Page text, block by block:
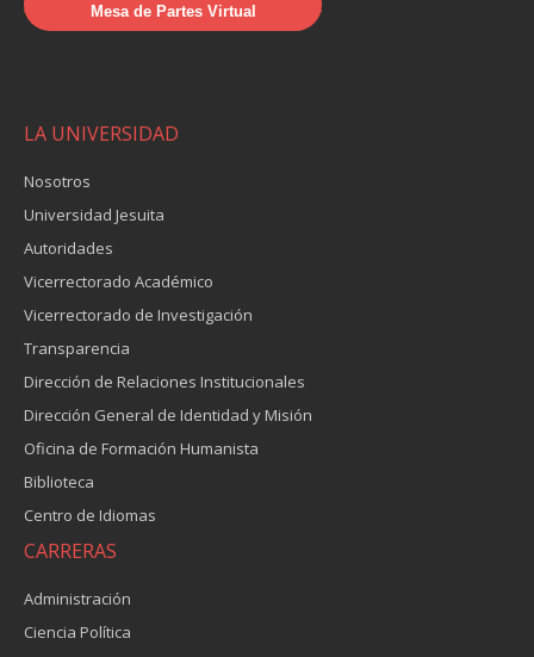
Mesa de Partes Virtual
LA UNIVERSIDAD
Nosotros
Universidad Jesuita
Autoridades
Vicerrectorado Académico
Vicerrectorado de Investigación
Transparencia
Dirección de Relaciones Institucionales
Dirección General de Identidad y Misión
Oficina de Formación Humanista
Biblioteca
Centro de Idiomas
CARRERAS
Administración
Ciencia Política